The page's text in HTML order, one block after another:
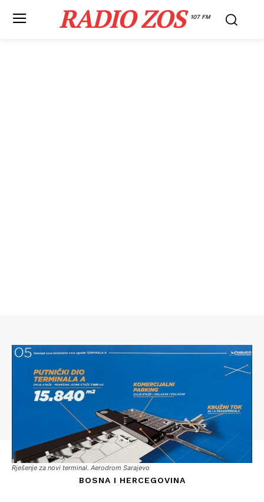
RADIO ZOS 107 FM
Rješenje za novi terminal. Aerodrom Sarajevo
BOSNA I HERCEGOVINA